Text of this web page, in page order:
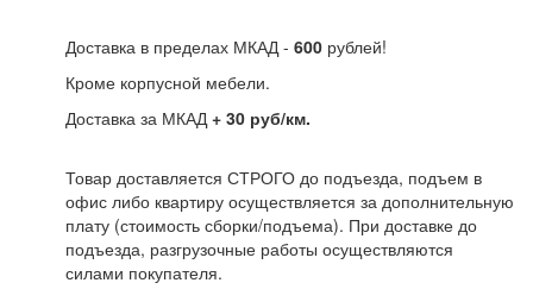
Доставка в пределах МКАД - 600 рублей!
Кроме корпусной мебели.
Доставка за МКАД + 30 руб/км.
Товар доставляется СТРОГО до подъезда, подъем в
офис либо квартиру осуществляется за дополнительную
плату (стоимость сборки/подъема). При доставке до
подъезда, разгрузочные работы осуществляются
силами покупателя.